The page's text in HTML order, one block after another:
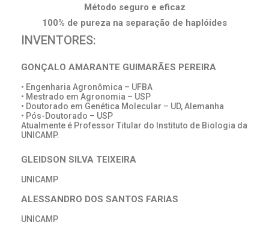
Método seguro e eficaz
100% de pureza na separação de haplóides
INVENTORES:
GONÇALO AMARANTE GUIMARÃES PEREIRA
• Engenharia Agronômica – UFBA
• Mestrado em Agronomia – USP
• Doutorado em Genética Molecular – UD, Alemanha
• Pós-Doutorado – USP
Atualmente é Professor Titular do Instituto de Biologia da
UNICAMP.
GLEIDSON SILVA TEIXEIRA
UNICAMP
ALESSANDRO DOS SANTOS FARIAS
UNICAMP